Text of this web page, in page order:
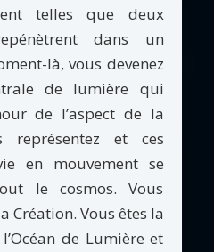
telles que deux
dans un
là, vous devenez
de lumière qui
de l’aspect de la
représentez et ces
en mouvement se
le cosmos. Vous
Création. Vous êtes la
de Lumière et